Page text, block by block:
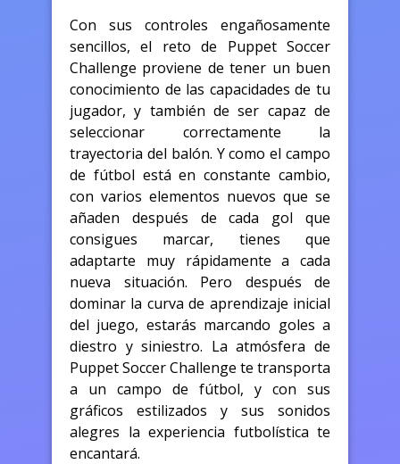
Con sus controles engañosamente
sencillos, el reto de Puppet Soccer
Challenge proviene de tener un buen
conocimiento de las capacidades de tu
jugador, y también de ser capaz de
seleccionar correctamente la
trayectoria del balón. Y como el campo
de fútbol está en constante cambio,
con varios elementos nuevos que se
añaden después de cada gol que
consigues marcar, tienes que
adaptarte muy rápidamente a cada
nueva situación. Pero después de
dominar la curva de aprendizaje inicial
del juego, estarás marcando goles a
diestro y siniestro. La atmósfera de
Puppet Soccer Challenge te transporta
a un campo de fútbol, y con sus
gráficos estilizados y sus sonidos
alegres la experiencia futbolística te
encantará.